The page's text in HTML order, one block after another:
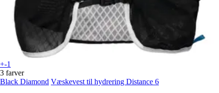
+-1
3 farver
Black Diamond Væskevest til hydrering Distance 6